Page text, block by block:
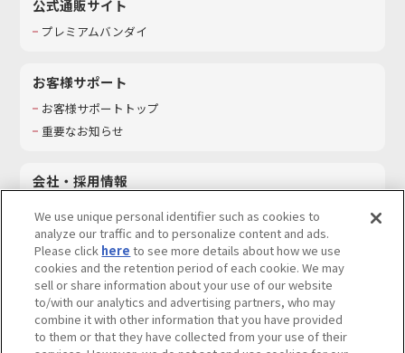
公式通販サイト
プレミアムバンダイ
お客様サポート
お客様サポートトップ
重要なお知らせ
会社・採用情報
採用情報
サステナビリティ
お問い合わせ
We use unique personal identifier such as cookies to
analyze our traffic and to personalize content and ads.
Please click here to see more details about how we use
cookies and the retention period of each cookie. We may
sell or share information about your use of our website
to/with our analytics and advertising partners, who may
combine it with other information that you have provided
to them or that they have collected from your use of their